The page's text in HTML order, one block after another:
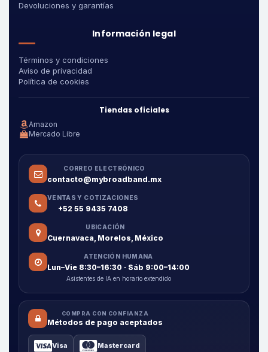
Devoluciones y garantías
Información legal
Términos y condiciones
Aviso de privacidad
Política de cookies
Tiendas oficiales
Amazon
Mercado Libre
CORREO ELECTRÓNICO
contacto@mybroadband.mx
VENTAS Y COTIZACIONES
+52 55 9435 7408
UBICACIÓN
Cuernavaca, Morelos, México
ATENCIÓN HUMANA
Lun–Vie 8:30–16:30 · Sáb 9:00–14:00
Asistentes de IA en horario extendido
COMPRA CON CONFIANZA
Métodos de pago aceptados
Visa Mastercard